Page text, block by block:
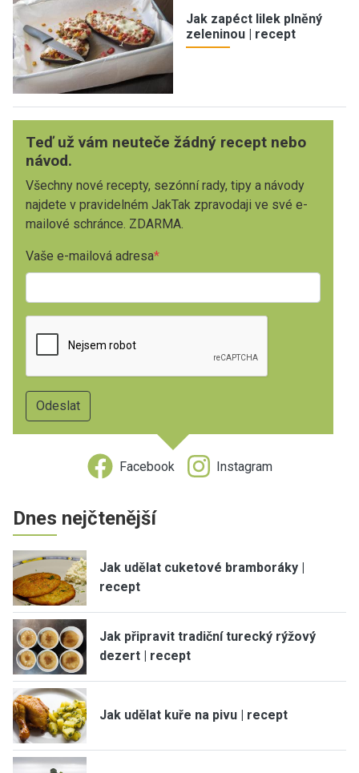
Jak zapéct lilek plněný
zeleninou | recept
Teď už vám neuteče žádný recept nebo
návod.
Všechny nové recepty, sezónní rady, tipy a návody
najdete v pravidelném JakTak zpravodaji ve své e-
mailové schránce. ZDARMA.
Vaše e-mailová adresa
Facebook Instagram
Dnes nejčtenější
Jak udělat cuketové bramboráky |
recept
Jak připravit tradiční turecký rýžový
dezert | recept
Jak udělat kuře na pivu | recept